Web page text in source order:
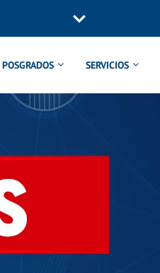
POSGRADOS SERVICIOS